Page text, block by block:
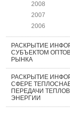
2008
2007
2006
РАСКРЫТИЕ
СУБЪЕКТОМ
РЫНКА
РАСКРЫТИЕ
СФЕРЕ
ПЕРЕДАЧИ
ЭНЕРГИИ